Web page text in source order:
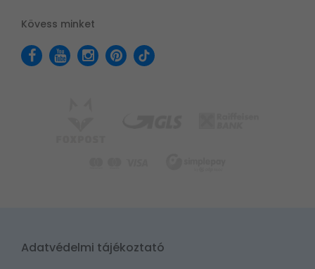
Kövess minket
Adatvédelmi tájékoztató